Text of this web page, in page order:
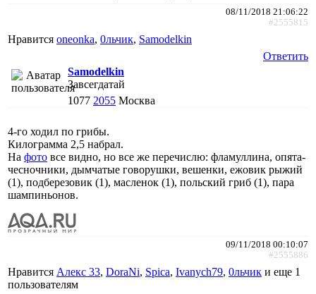
08/11/2018 21:06:22
#2555815
Нравится oneonka, 0льчик, Samodelkin
Ответить
Samodelkin
Завсегдатай
1077 2055 Москва
4-го ходил по грибы.
Килограмма 2,5 набрал.
На фото все видно, но все же перечислю: фламуллина, опята-
чесночники, дымчатые говорушки, вешенки, ежовик рыжий
(1), подберезовик (1), масленок (1), польский гриб (1), пара
шампиньонов.
09/11/2018 00:10:07
#2555886
Нравится Алекс 33, DoraNi, Spica, Ivanych79, 0льчик и еще 1
пользователям